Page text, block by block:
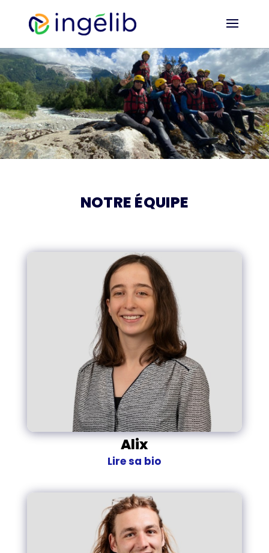
NOTRE ÉQUIPE
Alix
Lire sa bio